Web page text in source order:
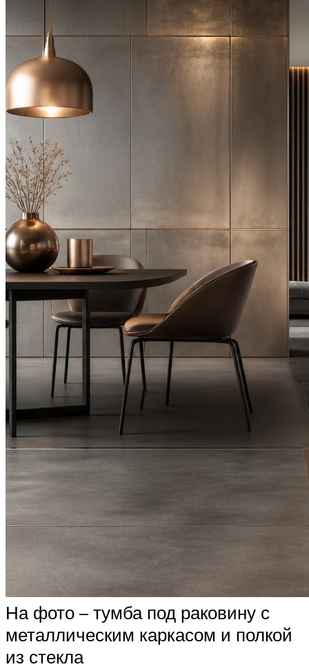
На фото – тумба под раковину с
металлическим каркасом и полкой
из стекла